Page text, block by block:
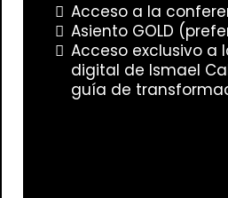
Acceso a la
Asiento GOLD
Acceso exclusivo a
digital de Ismael
guía de